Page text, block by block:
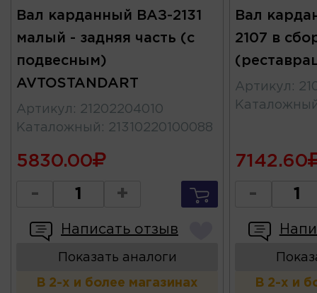
Вал карданный ВАЗ-2131
малый - задняя часть (с
подвесным)
AVTOSTANDART
Артикул : 21202204010
Каталожный : 21310220100088
5830.00
- +
Написать отзыв
Показать аналоги
В 2-х и более магазинах
Вал
2107 в
Артикул :
7142.60
-
В 2-х и